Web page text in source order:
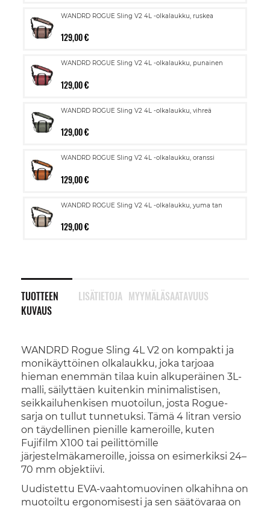
WANDRD ROGUE Sling V2 4L -olkalaukku, ruskea
129,00 €
WANDRD ROGUE Sling V2 4L -olkalaukku, punainen
129,00 €
WANDRD ROGUE Sling V2 4L -olkalaukku, vihreä
129,00 €
WANDRD ROGUE Sling V2 4L -olkalaukku, oranssi
129,00 €
WANDRD ROGUE Sling V2 4L -olkalaukku, yuma tan
129,00 €
TUOTTEEN
KUVAUS
WANDRD Rogue Sling 4L V2 on kompakti ja
monikäyttöinen olkalaukku, joka tarjoaa
hieman enemmän tilaa kuin alkuperäinen 3L-
malli, säilyttäen kuitenkin minimalistisen,
seikkailuhenkisen muotoilun, josta Rogue-
sarja on tullut tunnetuksi. Tämä 4 litran versio
on täydellinen pienille kameroille, kuten
Fujifilm X100 tai peilittömille
järjestelmäkameroille, joissa on esimerkiksi 24–
70 mm objektiivi.
Uudistettu EVA-vaahtomuovinen olkahihna on
muotoiltu ergonomisesti ja sen säätövaraa on
LISÄTIETOJA MYYMÄLÄSAATAVUUS